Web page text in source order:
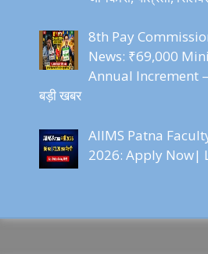
8th Pay
News: ₹69,000
Annual Increment –
बड़ी खबर
AIIMS Patna
2026: Apply Now|